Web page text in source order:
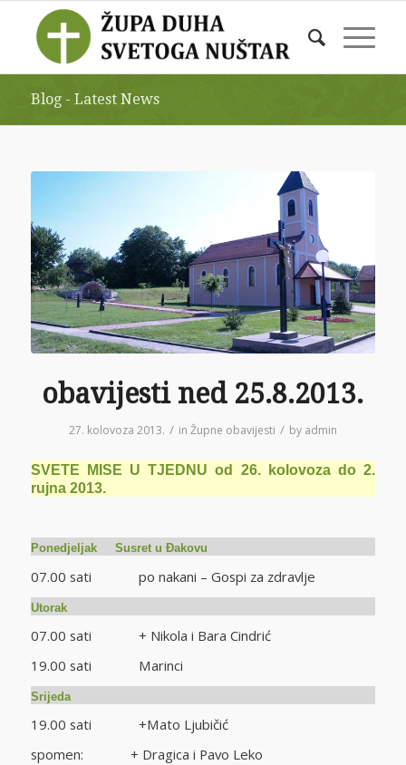
Blog - Latest News
obavijesti ned 25.8.2013.
27. kolovoza 2013. / in Župne obavijesti / by admin
SVETE MISE U TJEDNU od 26. kolovoza do 2.
rujna 2013.
Ponedjeljak Susret u Đakovu
07.00 sati po nakani – Gospi za zdravlje
Utorak
07.00 sati + Nikola i Bara Cindrić
19.00 sati Marinci
Srijeda
19.00 sati +Mato Ljubičić
spomen: + Dragica i Pavo Leko